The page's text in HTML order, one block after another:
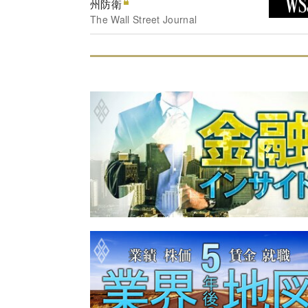
州防衛
The Wall Street Journal